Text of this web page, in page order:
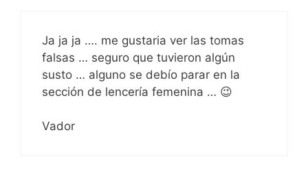
Ja ja ja …. me gustaria ver las tomas
falsas … seguro que tuvieron algún
susto … alguno se debío parar en la
sección de lencería femenina … 😉
Vador